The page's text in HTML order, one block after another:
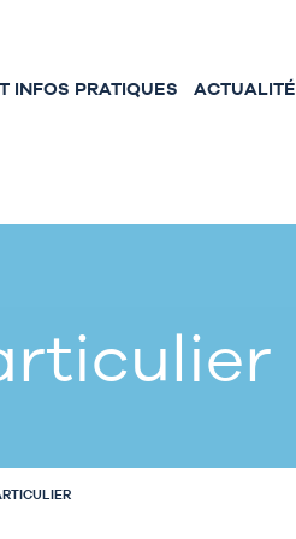
INFOS PRATIQUES